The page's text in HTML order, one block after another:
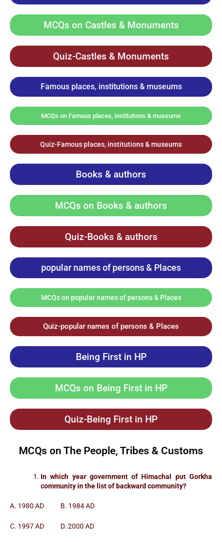
MCQs on Castles & Monuments
Quiz-Castles & Monuments
Famous places, institutions & museums
MCQs on Famous places, institutions & museums
Quiz-Famous places, institutions & museums
Books & authors
MCQs on Books & authors
Quiz-Books & authors
popular names of persons & Places
MCQs on popular names of persons & Places
Quiz-popular names of persons & Places
Being First in HP
MCQs on Being First in HP
Quiz-Being First in HP
MCQs on The People, Tribes & Customs
In which year government of Himachal put Gorkha
community in the list of backward community?
A. 1980 AD B. 1984 AD
C. 1997 AD D. 2000 AD